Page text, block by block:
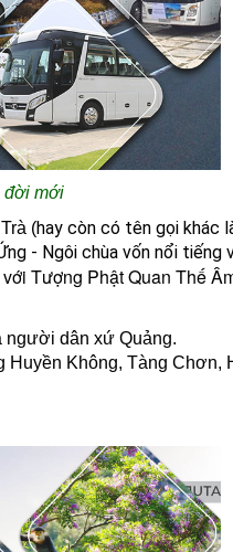
đời mới
(hay còn có tên gọi khác
- Ngôi chùa vốn nổi tiếng
Tượng Phật Quan Thế
người dân xứ Quảng.
Huyền Không, Tàng Chơn,